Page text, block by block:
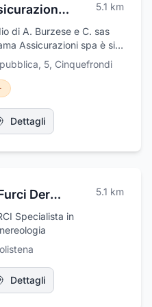
Groupama Assicurazioni - Assistudio di A. Burzese e C. Sas 5.1 km
di A. Burzese e C. sas
Assicurazioni spa è sita
di Reggio
Repubblica, 5 Il
spa è la
un Gruppo
attivo a livello
di Nuova Tirrena
la propria dimensione nel
i propri clienti
conoscenza della
vive la clientela e le
sviluppare a livello di
suggerire soluzioni
assicurativo,
5, Cinquefrondi
Dettagli
Dott. Antonio Furci Dermatologo 5.1 km
Specialista in
Dettagli